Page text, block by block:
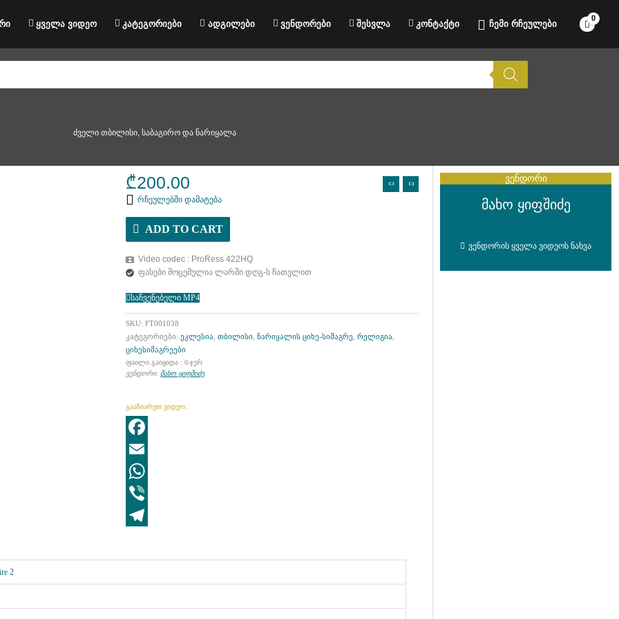
ყველა ვიდეო კატეგორიები ადგილები ვენდორები შესვლა კონტაქტი ჩემი რჩეულები
ძველი თბილისი, საბაგირო და ნარიყალა
₾200.00
რჩეულებში დამატება
ADD TO CART
Video codec : ProRess 422HQ
ფასები მოცემულია ლარში დღგ-ს ჩათვლით
საჩვენებელი MP4
SKU:FT001038
კატეგორიები: ეკლესია ,თბილისი ,ნარიყალის ციხე-სიმაგრე ,რელიგია
ციხესიმაგრეები
ფაილი გაიყიდა : 0-ჯერ
ვენდორი: მახო ყიფშიძე
გააზიარეთ ვიდეო:
Facebook
Email
WhatsApp
Viber
2
ვენდორი
მახო ყიფშიძე
ვენდორის ყველა ვიდეოს ნახვა